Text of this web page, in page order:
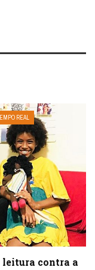
REAL
leitura contra a